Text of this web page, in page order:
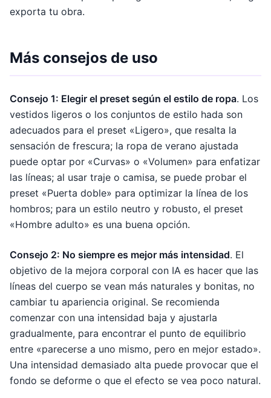
exporta tu obra.
Más consejos de uso
Consejo 1: Elegir el preset según el estilo de ropa. Los
vestidos ligeros o los conjuntos de estilo hada son
adecuados para el preset «Ligero», que resalta la
sensación de frescura; la ropa de verano ajustada
puede optar por «Curvas» o «Volumen» para enfatizar
las líneas; al usar traje o camisa, se puede probar el
preset «Puerta doble» para optimizar la línea de los
hombros; para un estilo neutro y robusto, el preset
«Hombre adulto» es una buena opción.
Consejo 2: No siempre es mejor más intensidad. El
objetivo de la mejora corporal con IA es hacer que las
líneas del cuerpo se vean más naturales y bonitas, no
cambiar tu apariencia original. Se recomienda
comenzar con una intensidad baja y ajustarla
gradualmente, para encontrar el punto de equilibrio
entre «parecerse a uno mismo, pero en mejor estado».
Una intensidad demasiado alta puede provocar que el
fondo se deforme o que el efecto se vea poco natural.